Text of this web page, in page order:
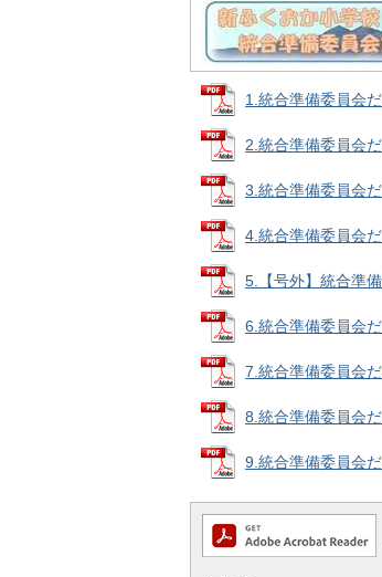
1.統合準備委員会
2.統合準備委員会
3.統合準備委員会
4.統合準備委員会
5.【号外】統合準
6.統合準備委員会
7.統合準備委員会
8.統合準備委員会
9.統合準備委員会